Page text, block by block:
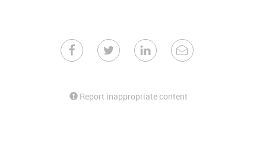
Report inappropriate content